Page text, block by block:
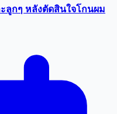
ะลูกๆ หลังตัดสินใจโกนผม